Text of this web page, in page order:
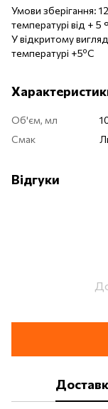
Умови зберігання:
температурі від +
У відкритому
температурі +5ºC
Об'єм, мл
Смак
Відгуки